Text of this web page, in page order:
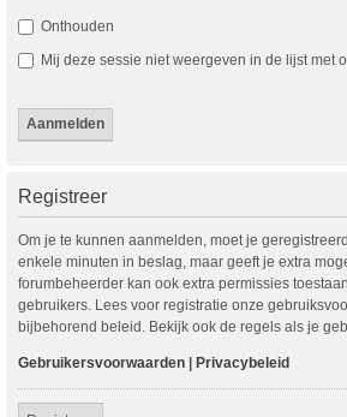
Onthouden
Mij deze sessie niet weergeven in de lijst met
Registreer
Om je te kunnen aanmelden, moet je
enkele minuten in beslag, maar geeft je extra
forumbeheerder kan ook extra permissies
gebruikers. Lees voor registratie onze
bijbehorend beleid. Bekijk ook de regels als je
Gebruikersvoorwaarden | Privacybeleid